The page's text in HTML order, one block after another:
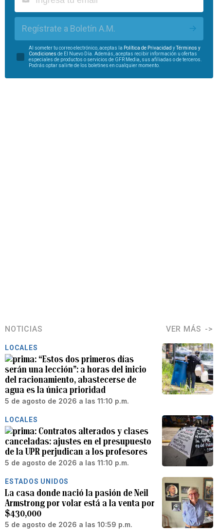
Regístrate a Boletín A.M.
Al someter tu correo electrónico, aceptas la Política de Privacidad yTérminos y
Condiciones de El Nuevo Día. Además, aceptas recibir información u ofertas
especiales de productos o servicios de GFR Media, sus afiliadas o de terceros.
Podrás optar salirte de los boletines en cualquier momento.
NOTICIAS VER MÁS
LOCALES
“Estos dos primeros días
serán una lección”: a horas del inicio
del racionamiento, abastecerse de
agua es la única prioridad
5 de agosto de 2026 a las 11:10 p.m.
LOCALES
Contratos alterados y clases
canceladas: ajustes en el presupuesto
de la UPR perjudican a los profesores
5 de agosto de 2026 a las 11:10 p.m.
ESTADOS UNIDOS
La casa donde nació la pasión de Neil
Armstrong por volar está a la venta por
$430,000
5 de agosto de 2026 a las 10:59 p.m.